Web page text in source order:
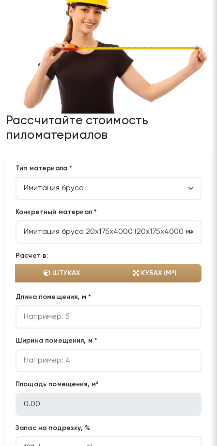
Рассчитайте стоимость
пиломатериалов
Тип материала *
Конкретный материал *
Расчет в:
ШТУКАХ КУБАХ (М³)
Длина помещения, м *
Ширина помещения, м *
Площадь помещения, м²
Запас на подрезку, %